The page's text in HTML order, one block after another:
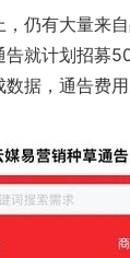
，仍有大量来
告就计划招募
据，通告费